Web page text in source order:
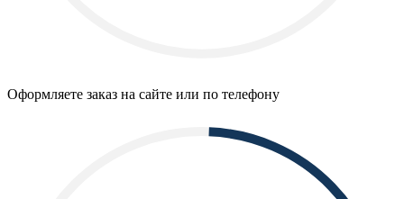
Оформляете заказ на сайте или по телефону